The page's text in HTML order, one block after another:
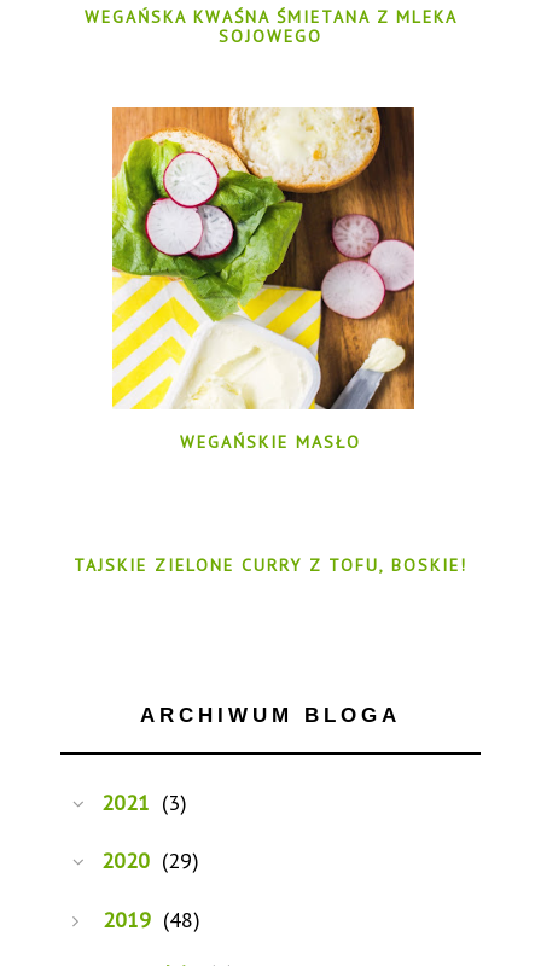
WEGAŃSKA KWAŚNA ŚMIETANA Z MLEKA
SOJOWEGO
WEGAŃSKIE MASŁO
TAJSKIE ZIELONE CURRY Z TOFU, BOSKIE!
ARCHIWUM BLOGA
2021 (3)
2020 (29)
2019 (48)